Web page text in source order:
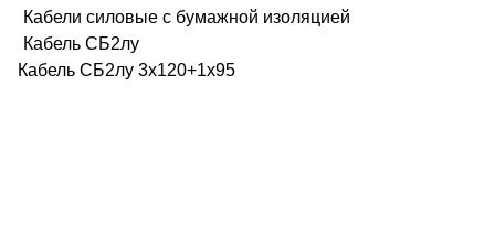
Кабели силовые с бумажной изоляцией
Кабель СБ2лу
Кабель СБ2лу 3х120+1х95